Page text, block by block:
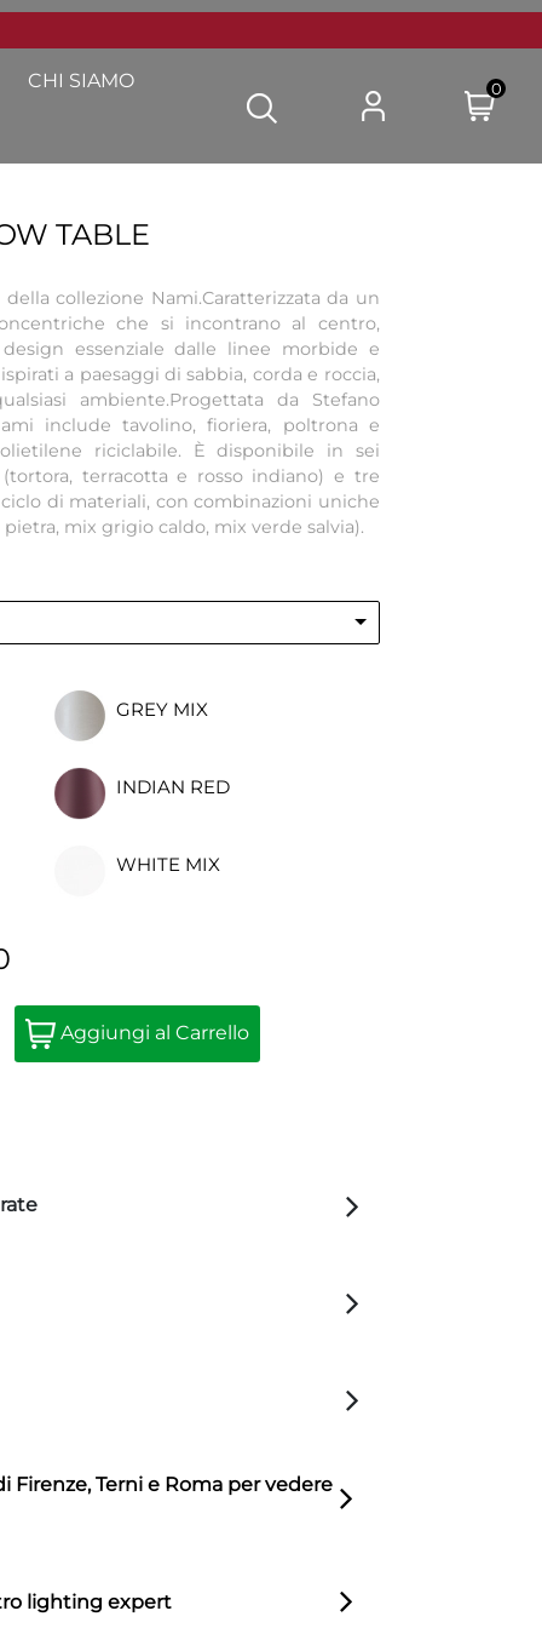
CHI SIAMO 0
TABLE
collezione Nami.Caratterizzata da un
che si incontrano al centro,
essenziale dalle linee morbide e
a paesaggi di sabbia, corda e roccia,
ambiente.Progettata da Stefano
include tavolino, fioriera, poltrona e
riciclabile. È disponibile in sei
terracotta e rosso indiano) e tre
di materiali, con combinazioni uniche
mix grigio caldo, mix verde salvia).
GREY MIX
INDIAN RED
WHITE MIX
Quantità
Aggiungi al Carrello
Firenze, Terni e Roma per vedere
lighting expert